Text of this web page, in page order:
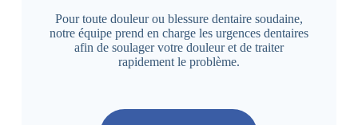
Pour toute douleur ou blessure dentaire soudaine,
notre équipe prend en charge les urgences dentaires
afin de soulager votre douleur et de traiter
rapidement le problème.